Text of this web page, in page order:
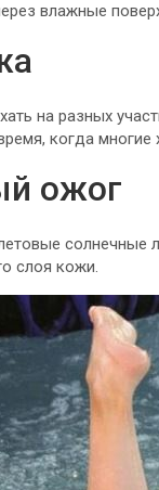
влажные
на разных
когда
ожог
солнечные
слоя кожи.